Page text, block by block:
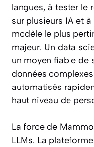
langues, à tester le
sur plusieurs IA et
modèle le plus
majeur. Un data
un moyen fiable de
données
automatisés
haut niveau de
La force de
LLMs. La